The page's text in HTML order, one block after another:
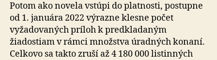
Potom ako novela vstúpi do platnosti, postupne
od 1. januára 2022 výrazne klesne počet
vyžadovaných príloh k predkladaným
žiadostiam v rámci množstva úradných konaní.
Celkovo sa takto zruší až 4 180 000 listinných